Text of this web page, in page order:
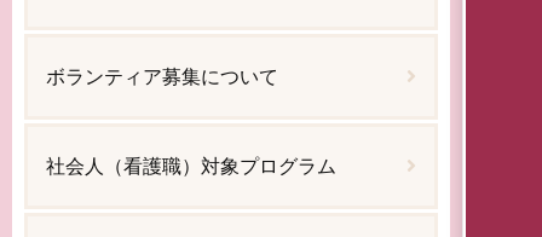
ボランティア募集について
社会人（看護職）対象プログラム